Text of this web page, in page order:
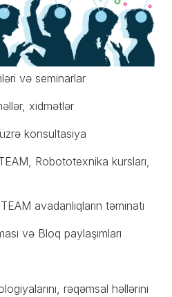
və seminarlar
xidmətlər
konsultasiya
Robototexnika kursları,
avadanlıqların təminatı
və Bloq paylaşımları
rəqəmsal həllərini